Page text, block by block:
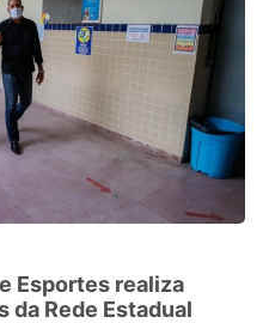
Esportes realiza
Rede Estadual